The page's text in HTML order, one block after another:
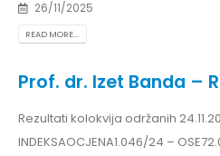
26/11/2025
READ MORE...
Prof. dr. Izet Banda –
Rezultati kolokvija održanih
INDEKSAOCJENA1.046/24 –